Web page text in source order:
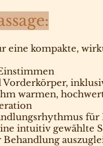
eine kompakte,
Vorderkörper,
warmen,
intuitiv gewählte